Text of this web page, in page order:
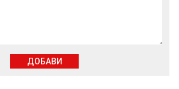
ДОБАВИ